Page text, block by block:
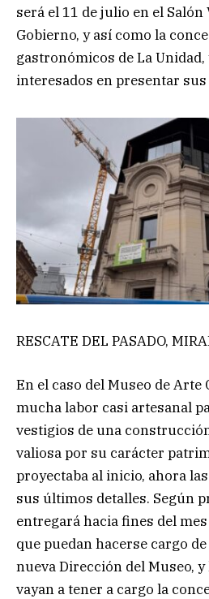
será el 11 de julio en el Salón
Gobierno, y así como la
gastronómicos de La
interesados en presentar
RESCATE DEL PASADO,
En el caso del Museo de
mucha labor casi artesanal
vestigios de una
valiosa por su carácter
proyectaba al inicio, ahora
sus últimos detalles. Según
entregará hacia fines del
que puedan hacerse cargo
nueva Dirección del Museo,
vayan a tener a cargo la